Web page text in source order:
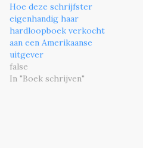
Hoe deze schrijfster
eigenhandig haar
hardloopboek verkocht
aan een Amerikaanse
uitgever
false
In "Boek schrijven"